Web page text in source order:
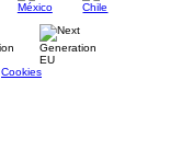
Cookies